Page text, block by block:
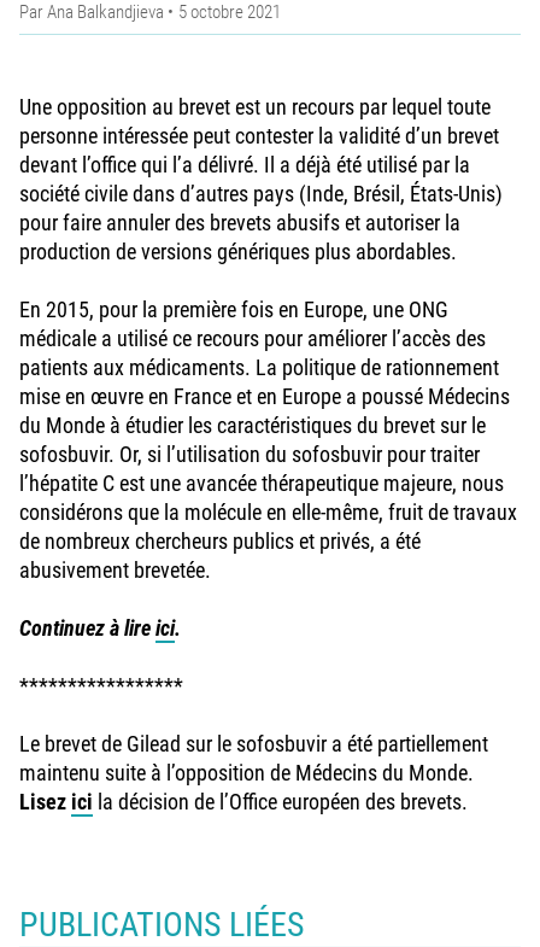
ParAna Balkandjieva 5 octobre 2021
Une opposition au brevet est un recours par lequel toute
personne intéressée peut contester la validité d’un brevet
devant l’office qui l’a délivré. Il a déjà été utilisé par la
société civile dans d’autres pays (Inde, Brésil, États-Unis)
pour faire annuler des brevets abusifs et autoriser la
production de versions génériques plus abordables.
En 2015, pour la première fois en Europe, une ONG
médicale a utilisé ce recours pour améliorer l’accès des
patients aux médicaments. La politique de rationnement
mise en œuvre en France et en Europe a poussé Médecins
du Monde à étudier les caractéristiques du brevet sur le
sofosbuvir. Or, si l’utilisation du sofosbuvir pour traiter
l’hépatite C est une avancée thérapeutique majeure, nous
considérons que la molécule en elle-même, fruit de travaux
de nombreux chercheurs publics et privés, a été
abusivement brevetée.
Continuez à lireici.
*****************
Le brevet de Gilead sur le sofosbuvir a été partiellement
maintenu suite à l’opposition de Médecins du Monde.
Lisez ici la décision de l’Office européen des brevets.
PUBLICATIONS LIÉES